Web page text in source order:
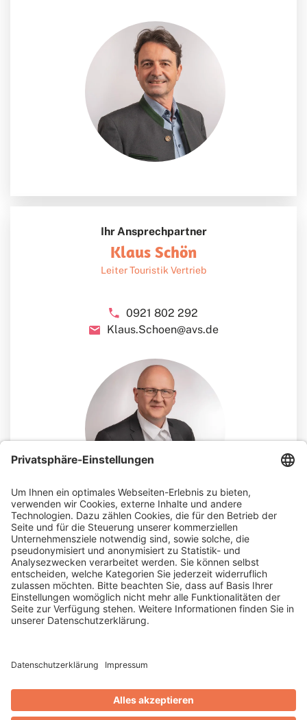
Ihr Ansprechpartner
Klaus Schön
Leiter Touristik Vertrieb
0921 802 292
Klaus.Schoen@avs.de
Ihr Ansprechpartner
Sebastian Erb
Teamleiter Consulting Touristik
Sebastian.Erb@irs-consult.de